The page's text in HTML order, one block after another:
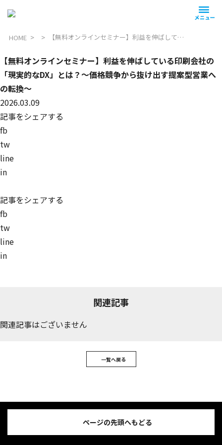
HOME 【無料オンラインセミナー】利益を伸ばしている印刷会社の「現実的なDX」とは？～価格競争から抜け出す提案型営業への転換～
【無料オンラインセミナー】利益を伸ばしている印刷会社の
「現実的なDX」とは？～価格競争から抜け出す提案型営業へ
の転換～
2026.03.09
記事をシェアする
fb
tw
line
in
記事をシェアする
fb
tw
line
in
関連記事
関連記事はございません
一覧へ戻る
ページの先頭へもどる